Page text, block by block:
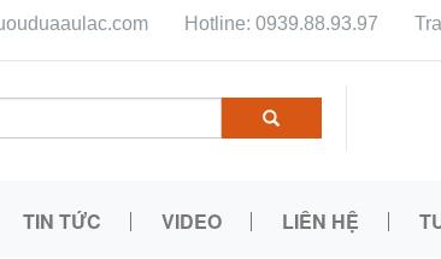
Hotline: 0939.88.93.97
TIN TỨC VIDEO LIÊN HỆ